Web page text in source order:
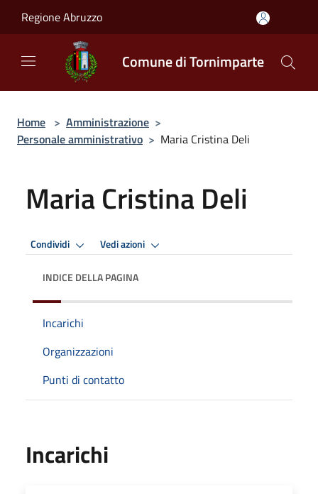
Regione Abruzzo
Comune di Tornimparte
Home > Amministrazione >
Personale amministrativo > Maria Cristina Deli
Maria Cristina Deli
Condividi Vedi azioni
INDICE DELLA PAGINA
Incarichi
Organizzazioni
Punti di contatto
Incarichi